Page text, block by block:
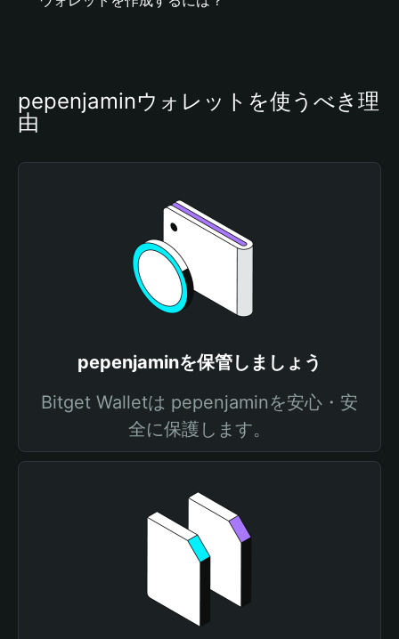
pepenjaminウォレットを使うべき理
由
pepenjaminを保管しましょう
Bitget Walletは pepenjaminを安心・安
全に保護します。